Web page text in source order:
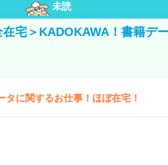
未読
宅＞KADOKAWA！書籍デ
に関するお仕事！ほぼ在宅！